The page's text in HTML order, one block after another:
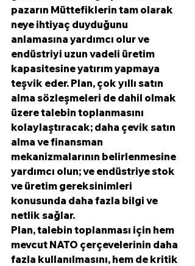
pazarın Müttefiklerin tam olarak
neye ihtiyaç duyduğunu
anlamasına yardımcı olur ve
endüstriyi uzun vadeli üretim
kapasitesine yatırım yapmaya
teşvik eder. Plan, çok yıllı satın
alma sözleşmeleri de dahil olmak
üzere talebin toplanmasını
kolaylaştıracak; daha çevik satın
alma ve finansman
mekanizmalarının belirlenmesine
yardımcı olun; ve endüstriye stok
ve üretim gereksinimleri
konusunda daha fazla bilgi ve
netlik sağlar.
Plan, talebin toplanması için hem
mevcut NATO çerçevelerinin daha
fazla kullanılmasını, hem de kritik